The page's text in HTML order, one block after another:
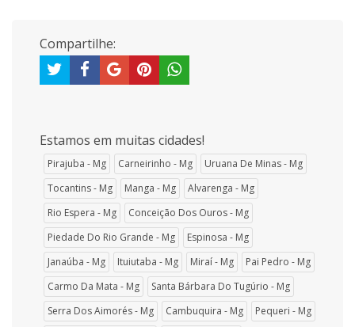
Compartilhe:
Estamos em muitas cidades!
Pirajuba - Mg Carneirinho - Mg
Uruana De Minas - Mg
Tocantins - Mg
Manga - Mg
Alvarenga - Mg
Rio Espera - Mg
Conceição Dos Ouros - Mg
Piedade Do Rio Grande - Mg
Espinosa - Mg
Janaúba - Mg
Ituiutaba - Mg Miraí - Mg
Pai Pedro - Mg
Carmo Da Mata - Mg
Santa Bárbara Do Tugúrio - Mg
Serra Dos Aimorés - Mg
Cambuquira - Mg
Pequeri - Mg